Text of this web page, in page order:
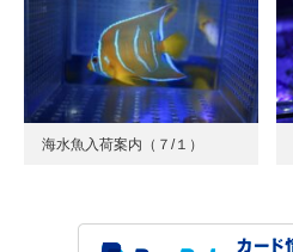
海水魚入荷案内（７/１）